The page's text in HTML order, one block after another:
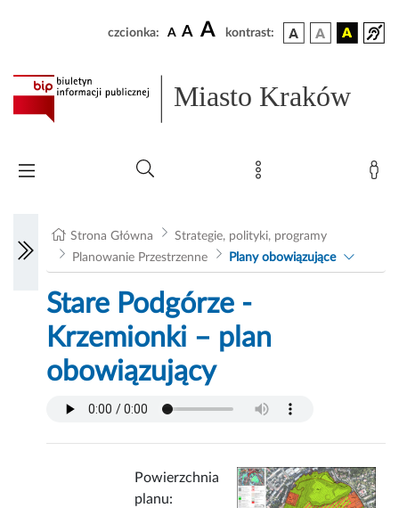
czcionka: A A A kontrast:
Miasto Kraków
Strona Główna
Strategie, polityki, programy
Planowanie Przestrzenne
Plany obowiązujące
Stare Podgórze -
Krzemionki – plan
obowiązujący
Powierzchnia
planu: